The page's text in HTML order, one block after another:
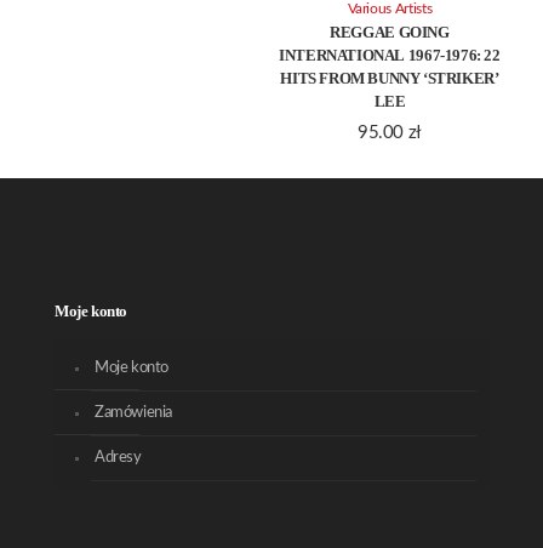
REGGAE GOING
INTERNATIONAL 1967-1976: 22
HITS FROM BUNNY ‘STRIKER’
LEE
95.00 zł
Various Artists
Moje konto
Moje konto
Zamówienia
Adresy